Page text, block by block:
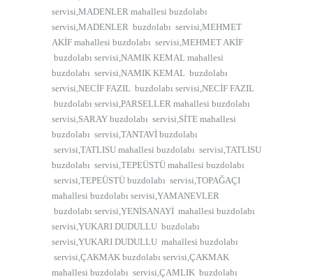
servisi,MADENLER mahallesi buzdolabı
servisi,MADENLER buzdolabı servisi,MEHMET
AKİF mahallesi buzdolabı servisi,MEHMET AKİF
buzdolabı servisi,NAMIK KEMAL mahallesi
buzdolabı servisi,NAMIK KEMAL buzdolabı
servisi,NECİF FAZIL buzdolabı servisi,NECİF FAZIL
buzdolabı servisi,PARSELLER mahallesi buzdolabı
servisi,SARAY buzdolabı servisi,SİTE mahallesi
buzdolabı servisi,TANTAVİ buzdolabı
servisi,TATLISU mahallesi buzdolabı servisi,TATLISU
buzdolabı servisi,TEPEÜSTÜ mahallesi buzdolabı
servisi,TEPEÜSTÜ buzdolabı servisi,TOPAĞAÇI
mahallesi buzdolabı servisi,YAMANEVLER
buzdolabı servisi,YENİSANAYİ mahallesi buzdolabı
servisi,YUKARI DUDULLU buzdolabı
servisi,YUKARI DUDULLU mahallesi buzdolabı
servisi,ÇAKMAK buzdolabı servisi,ÇAKMAK
mahallesi buzdolabı servisi,ÇAMLIK buzdolabı